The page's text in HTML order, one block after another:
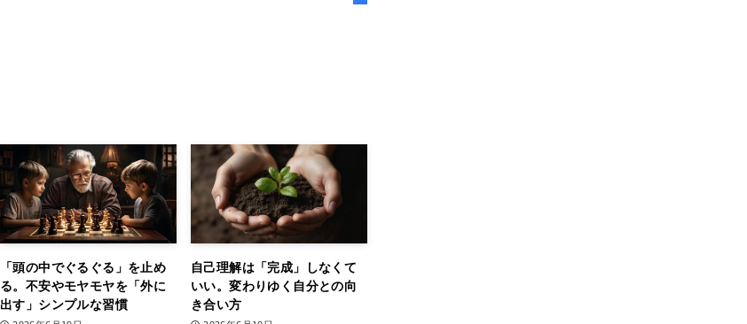
「頭の中でぐるぐる」を止め
る。不安やモヤモヤを「外に
出す」シンプルな習慣
自己理解は「完成」しなくて
いい。変わりゆく自分との向
き合い方